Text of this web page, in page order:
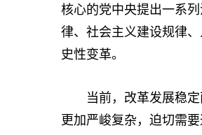
核心的党中央提出一系
律、社会主义建设规律
史性变革。
当前，改革发展稳定
更加严峻复杂，迫切需